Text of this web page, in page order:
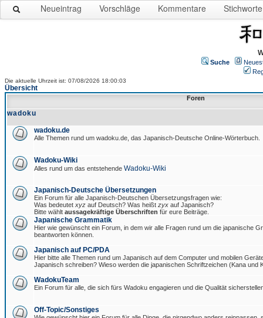
Neueintrag Vorschläge Kommentare Stichworte
Suche
Die aktuelle Uhrzeit ist: 07/08/2026 18:00:03
Übersicht
Foren
wadoku
wadoku.de
Alle Themen rund um wadoku.de, das Japanisch-Deutsche Online-Wörterbuch.
Wadoku-Wiki
Alles rund um das entstehende Wadoku-Wiki
Japanisch-Deutsche Übersetzungen
Ein Forum für alle Japanisch-Deutschen Übersetzungsfragen wie:
Was bedeutet xyz auf Deutsch? Was heißt zyx auf Japanisch?
Bitte wählt aussagekräftige Überschriften für eure Beiträge.
Japanische Grammatik
Hier wie gewünscht ein Forum, in dem wir alle Fragen rund um die japanische
beantworten können.
Japanisch auf PC/PDA
Hier bitte alle Themen rund um Japanisch auf dem Computer und mobilen
Japanisch schreiben? Wieso werden die japanischen Schriftzeichen (Kana und
WadokuTeam
Ein Forum für alle, die sich fürs Wadoku engagieren und die Qualität
Off-Topic/Sonstiges